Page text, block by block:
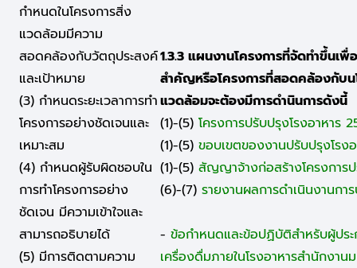
กำหนดในโครงการสิ่ง
แวดล้อมมีความ
สอดคล้องกับวัตถุประสงค์
และเป้าหมาย
(3) กำหนดระยะเวลาการทำ
โครงการอย่างชัดเจนและ
เหมาะสม
(4) กำหนดผู้รับผิดชอบใน
การทำโครงการอย่าง
ชัดเจน มีความเข้าใจและ
สามารถอธิบายได้
(5) มีการติดตามความ
1.3.3 แผนงานโครงการที่จัดทำขึ้น
สำคัญหรือโครงการที่สอดคล้องกับ
แวดล้อมจะต้องมีการดำนินการดังนี้
(1)-(5) โครงการปรับปรุงโรงอาหาร
(1)-(5) ขอบเขตของงานปรับปรุงโรง
(1)-(5) สัญญาจ้างก่อสร้างโครงการป
(6)-(7) รายงานผลการดำเนินงานกา
- ข้อกำหนดและข้อปฏิบัติสำหรับผู้ปร
เครื่องดื่มภายในโรงอาหารสำนักงา